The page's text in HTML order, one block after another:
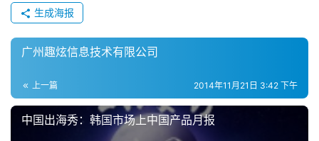
十
三
届
生成海报
广州趣炫信息技术有限公司
上一篇 2014年11月21日 3:42 下午
中国出海秀：韩国市场上中国产品月报